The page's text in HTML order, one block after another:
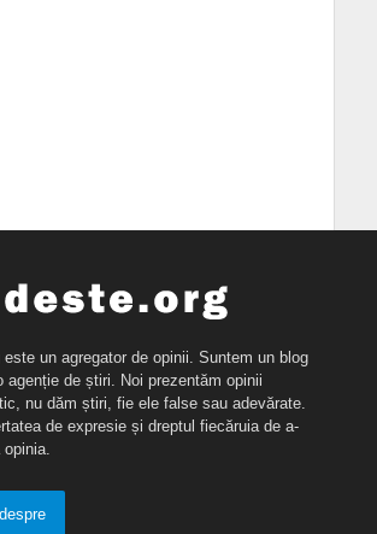
este un agregator de opinii. Suntem un blog
agenție de știri. Noi prezentăm opinii
nu dăm știri, fie ele false sau adevărate.
de expresie și dreptul fiecăruia de a-